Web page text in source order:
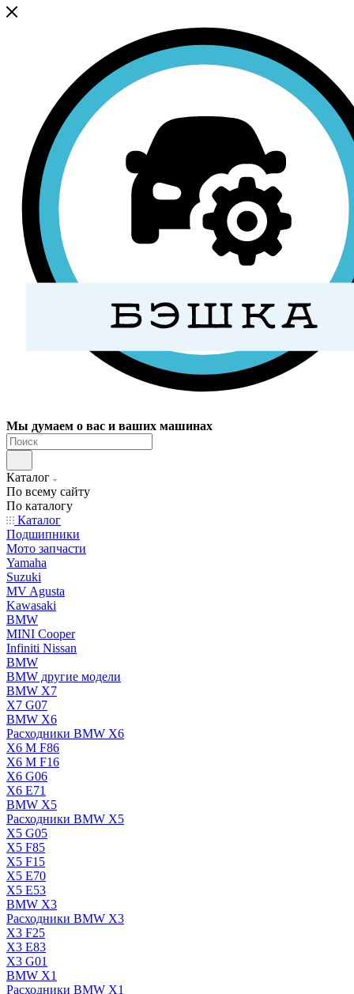
Мы думаем о вас и ваших машинах
Каталог
По всему сайту
По каталогу
Каталог
Подшипники
Мото запчасти
Yamaha
Suzuki
MV Agusta
Kawasaki
BMW
MINI Cooper
Infiniti Nissan
BMW
BMW другие модели
BMW X7
X7 G07
BMW X6
Расходники BMW X6
X6 M F86
X6 M F16
X6 G06
X6 E71
BMW X5
Расходники BMW X5
X5 G05
X5 F85
X5 F15
X5 E70
X5 E53
BMW X3
Расходники BMW X3
X3 F25
X3 E83
X3 G01
BMW X1
Расходники BMW X1